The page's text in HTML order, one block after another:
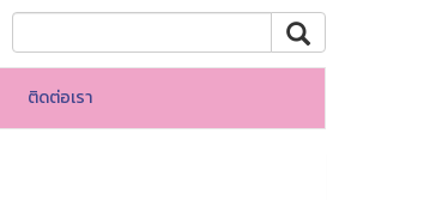
ติดต่อเรา